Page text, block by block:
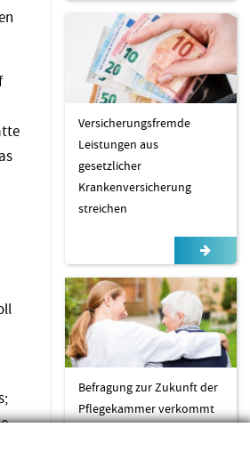
Versicherungsfremde
Leistungen aus
gesetzlicher
Krankenversicherung
streichen
Befragung zur Zukunft der
Pflegekammer verkommt